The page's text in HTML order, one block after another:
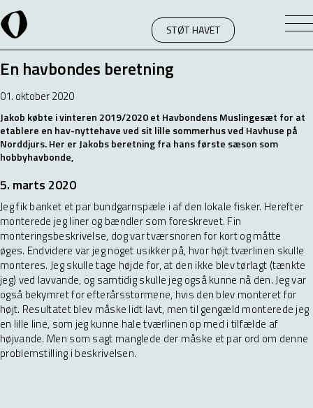
STØT HAVET
En havbondes beretning
01. oktober 2020
Jakob købte i vinteren 2019/2020 et Havbondens Muslingesæt for at
etablere en hav-nyttehave ved sit lille sommerhus ved Havhuse på
Norddjurs. Her er Jakobs beretning fra hans første sæson som
hobbyhavbonde,
5. marts 2020
Jeg fik banket et par bundgarnspæle i af den lokale fisker. Herefter
monterede jeg liner og bændler som foreskrevet. Fin
monteringsbeskrivelse, dog var tværsnoren for kort og måtte
øges. Endvidere var jeg noget usikker på, hvor højt tværlinen skulle
monteres. Jeg skulle tage højde for, at den ikke blev tørlagt (tænkte
jeg) ved lavvande, og samtidig skulle jeg også kunne nå den. Jeg var
også bekymret for efterårsstormene, hvis den blev monteret for
højt. Resultatet blev måske lidt lavt, men til gengæld monterede jeg
en lille line, som jeg kunne hale tværlinen op med i tilfælde af
højvande. Men som sagt manglede der måske et par ord om denne
problemstilling i beskrivelsen.